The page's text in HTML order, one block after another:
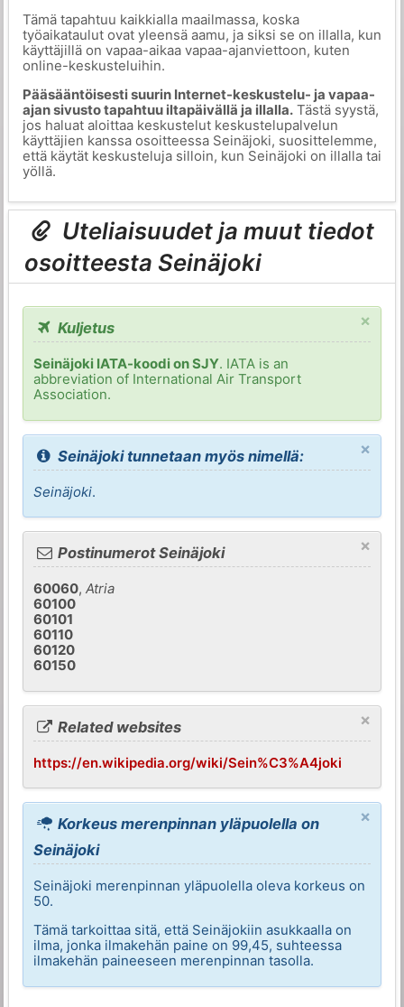
Tämä tapahtuu kaikkialla maailmassa, koska
työaikataulut ovat yleensä aamu, ja siksi se on illalla, kun
käyttäjillä on vapaa-aikaa vapaa-ajanviettoon, kuten
online-keskusteluihin.
Pääsääntöisesti suurin Internet-keskustelu- ja vapaa-
ajan sivusto tapahtuu iltapäivällä ja illalla.Tästä syystä,
jos haluat aloittaa keskustelut keskustelupalvelun
käyttäjien kanssa osoitteessa Seinäjoki, suosittelemme,
että käytät keskusteluja silloin, kun Seinäjoki on illalla tai
yöllä.
Uteliaisuudet ja muut tiedot
osoitteesta Seinäjoki
×
Kuljetus
Seinäjoki IATA-koodi on SJY. IATA is an
abbreviation of International Air Transport
Association.
×
Seinäjoki tunnetaan myös nimellä:
Seinäjoki.
×
Postinumerot Seinäjoki
60060,Atria
60100
60101
60110
60120
60150
×
Related websites
https://en.wikipedia.org/wiki/Sein%C3%A4joki
×
Korkeus merenpinnan yläpuolella on
Seinäjoki
Seinäjoki merenpinnan yläpuolella oleva korkeus on
50.
Tämä tarkoittaa sitä, että Seinäjokiin asukkaalla on
ilma, jonka ilmakehän paine on 99,45, suhteessa
ilmakehän paineeseen merenpinnan tasolla.